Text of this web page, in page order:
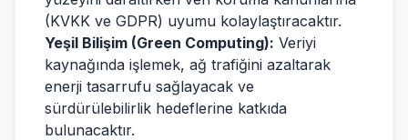
(KVKK ve GDPR) uyumu kolaylaştıracaktır.
Yeşil Bilişim (Green Computing): Veriyi
kaynağında işlemek, ağ trafiğini azaltarak
enerji tasarrufu sağlayacak ve
sürdürülebilirlik hedeflerine katkıda
bulunacaktır.